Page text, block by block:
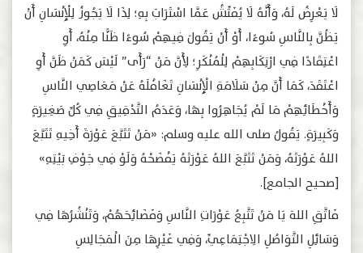
لَا يَعْرِضُ لَهُ، وَأَنَّهُ لَا يُفَتِّشُ عَمَّا اسْتَرَابَ بِهِ؛ لِذَا لَا يَجُوزُ لِلْإِنْسَانِ أَنْ
يَظُنَّ بِالنَّاسِ سُوءًا، أَوْ أَنْ يَقُولَ فِيهِمْ سُوءًا ظَنًّا مِنْهُ، أَوِ
اعْتِقَادًا فِي ارْتِكَابِهِمْ لِلْمُنْكَرِ؛ لِأَنَّ مَنْ “رَأَى” لَيْسَ كَمَنْ ظَنَّ أَوِ
اعْتَقَدَ، كَمَا أَنَّ مِنْ سَلَامَةِ الْإِنْسَانِ تَغَافُلَهُ عَنْ مَعَاصِي النَّاسِ
وَأَخْطَائِهِمْ مَا لَمْ يُجَاهِرُوا بِهَا، وَعَدَمُ التَّدْقِيقِ فِي كُلِّ صَغِيرَةٍ
وَكَبِيرَةٍ. يَقُولُ صلى الله عليه وسلم: «مَنْ تَتَبَّعَ عَوْرَةَ أَخِيهِ تَتَبَّعَ
اللهُ عَوْرَتَهُ، وَمَنْ تَتَبَّعَ اللهُ عَوْرَتَهُ يَفْضَحْهُ وَلَوْ فِي جَوْفِ بَيْتِهِ»
[صحيح الجامع].
فَاتَّقِ اللهَ يَا مَنْ تَتَّبِعُ عَوْرَاتِ النَّاسِ وَفَضَائِحَهُمْ، وَتَنْشُرُهَا فِي
وَسَائِلِ التَّوَاصُلِ الِاجْتِمَاعِيِّ، وَفِي غَيْرِهَا مِنَ الْمَجَالِسِ